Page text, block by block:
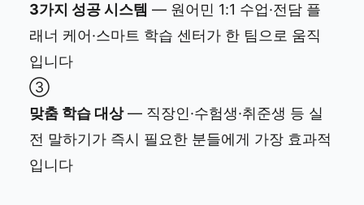
3가지 성공 시스템 — 원어민 1:1 수업·전담 플
래너 케어·스마트 학습 센터가 한 팀으로 움직
입니다
③
맞춤 학습 대상— 직장인·수험생·취준생 등 실
전 말하기가 즉시 필요한 분들에게 가장 효과적
입니다